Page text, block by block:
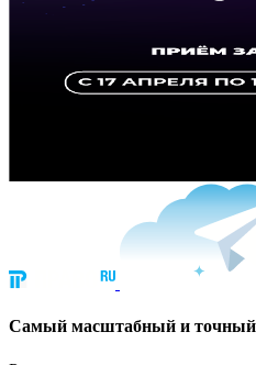
Cамый масштабный и точный